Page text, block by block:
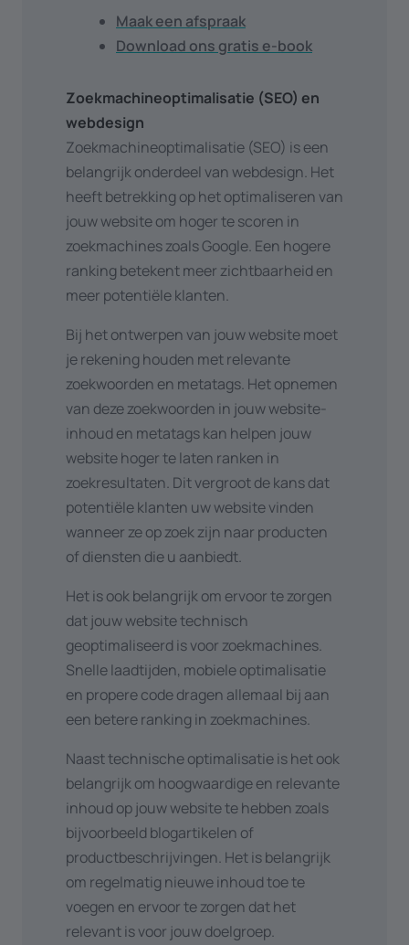
Maak een afspraak
Download ons gratis e-book
Zoekmachineoptimalisatie (SEO) en
webdesign
Zoekmachineoptimalisatie (SEO) is een
belangrijk onderdeel van webdesign. Het
heeft betrekking op het optimaliseren van
jouw website om hoger te scoren in
zoekmachines zoals Google. Een hogere
ranking betekent meer zichtbaarheid en
meer potentiële klanten.
Bij het ontwerpen van jouw website moet
je rekening houden met relevante
zoekwoorden en metatags. Het opnemen
van deze zoekwoorden in jouw website-
inhoud en metatags kan helpen jouw
website hoger te laten ranken in
zoekresultaten. Dit vergroot de kans dat
potentiële klanten uw website vinden
wanneer ze op zoek zijn naar producten
of diensten die u aanbiedt.
Het is ook belangrijk om ervoor te zorgen
dat jouw website technisch
geoptimaliseerd is voor zoekmachines.
Snelle laadtijden, mobiele optimalisatie
en propere code dragen allemaal bij aan
een betere ranking in zoekmachines.
Naast technische optimalisatie is het ook
belangrijk om hoogwaardige en relevante
inhoud op jouw website te hebben zoals
bijvoorbeeld blogartikelen of
productbeschrijvingen. Het is belangrijk
om regelmatig nieuwe inhoud toe te
voegen en ervoor te zorgen dat het
relevant is voor jouw doelgroep.